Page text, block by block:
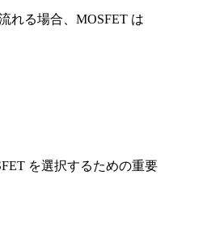
れる場合、MOSFET は
を選択するための重要